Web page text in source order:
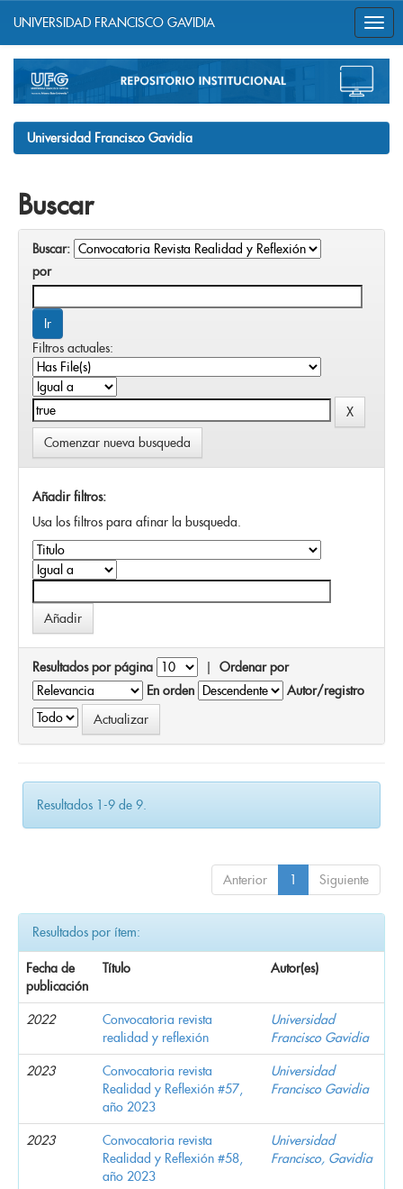
navigation
UNIVERSIDAD FRANCISCO GAVIDIA
Universidad Francisco Gavidia
Buscar
Buscar:
por
Filtros actuales:
Comenzar nueva busqueda
Añadir filtros:
Usa los filtros para afinar la busqueda.
Resultados por página | Ordenar por
En orden
Autor/registro
Resultados 1-9 de 9.
Anterior 1 Siguiente
Resultados por ítem:
Fecha de
publicación
Título Autor(es)
2022
Convocatoria revista
realidad y reflexión
Universidad
Francisco Gavidia
2023
Convocatoria revista
Realidad y Reflexión #57,
año 2023
Universidad
Francisco Gavidia
2023
Convocatoria revista
Realidad y Reflexión #58,
año 2023
Universidad
Francisco, Gavidia